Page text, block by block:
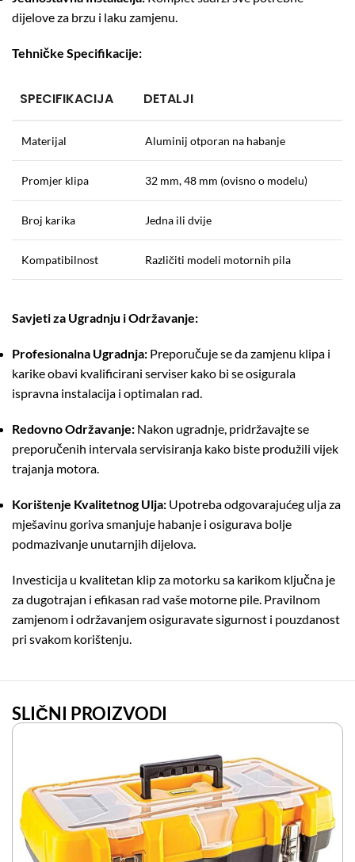
dijelove za brzu i laku zamjenu.
Tehničke Specifikacije:
SPECIFIKACIJA DETALJI
Materijal Aluminij otporan na habanje
Promjer klipa 32 mm, 48 mm (ovisno o modelu)
Broj karika Jedna ili dvije
Kompatibilnost Različiti modeli motornih pila
Savjeti za Ugradnju i Održavanje:
Profesionalna Ugradnja: Preporučuje se da zamjenu klipa i
karike obavi kvalificirani serviser kako bi se osigurala
ispravna instalacija i optimalan rad.
Redovno Održavanje: Nakon ugradnje, pridržavajte se
preporučenih intervala servisiranja kako biste produžili vijek
trajanja motora.
Korištenje Kvalitetnog Ulja: Upotreba odgovarajućeg ulja za
mješavinu goriva smanjuje habanje i osigurava bolje
podmazivanje unutarnjih dijelova.
Investicija u kvalitetan klip za motorku sa karikom ključna je
za dugotrajan i efikasan rad vaše motorne pile. Pravilnom
zamjenom i održavanjem osiguravate sigurnost i pouzdanost
pri svakom korištenju.
SLIČNI PROIZVODI